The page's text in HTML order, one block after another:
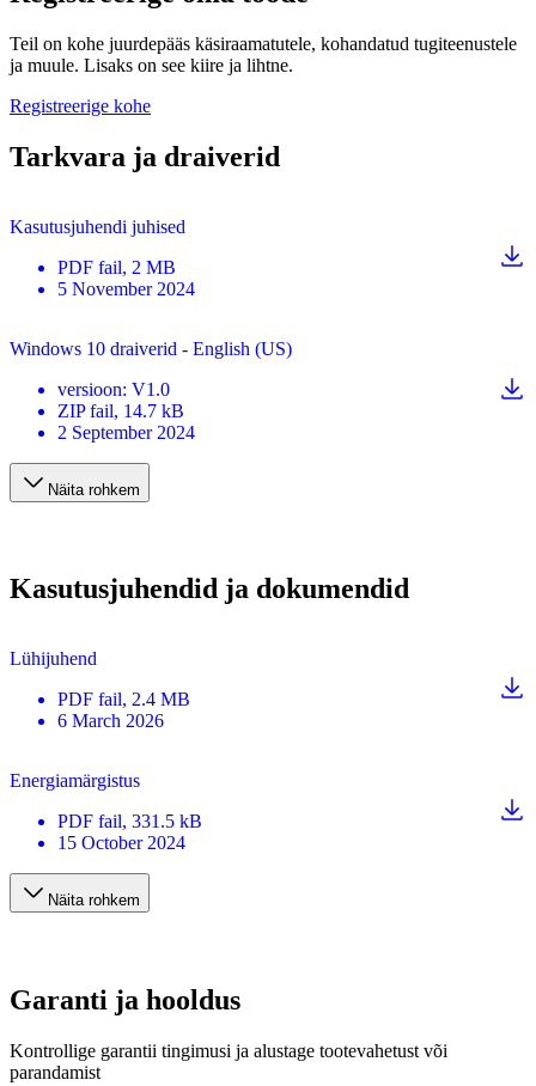
Teil on kohe juurdepääs käsiraamatutele, kohandatud tugiteenustele
ja muule. Lisaks on see kiire ja lihtne.
Registreerige kohe
Tarkvara ja draiverid
Kasutusjuhendi juhised
PDF fail, 2 MB
5 November 2024
Windows 10 draiverid - English (US)
versioon: V1.0
ZIP fail, 14.7 kB
2 September 2024
Näita rohkem
Kasutusjuhendid ja dokumendid
Lühijuhend
PDF fail, 2.4 MB
6 March 2026
Energiamärgistus
PDF fail, 331.5 kB
15 October 2024
Näita rohkem
Garanti ja hooldus
Kontrollige garantii tingimusi ja alustage tootevahetust või
parandamist